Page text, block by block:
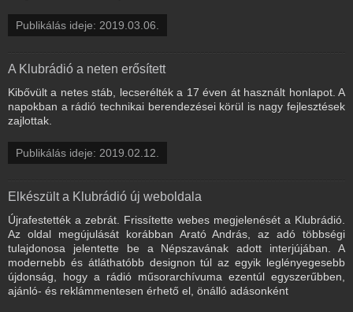
Publikálás ideje: 2019.03.06.
A Klubrádió a neten erősített
Kibővült a netes stáb, lecserélték a 17 éven át használt honlapot. A
napokban a rádió technikai berendezései körül is nagy fejlesztések
zajlottak.
Publikálás ideje: 2019.02.12.
Elkészült a Klubrádió új weboldala
Újrafestették a zebrát. Frissítette webes megjelenését a Klubrádió.
Az oldal megújulását korábban Arató András, az adó többségi
tulajdonosa jelentette be a Népszavának adott interjújában. A
modernebb és átláthatóbb designon túl az egyik leglényegesebb
újdonság, hogy a rádió műsorarchívuma ezentúl egyszerűbben,
ajánló- és reklámmentesen érhető el, önálló adásonként